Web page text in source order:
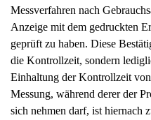
Messverfahren nach
Anzeige mit dem gedruckten
geprüft zu haben. Diese
die Kontrollzeit, sondern
Einhaltung der Kontrollzeit
Messung, während derer der
sich nehmen darf, ist hiernach